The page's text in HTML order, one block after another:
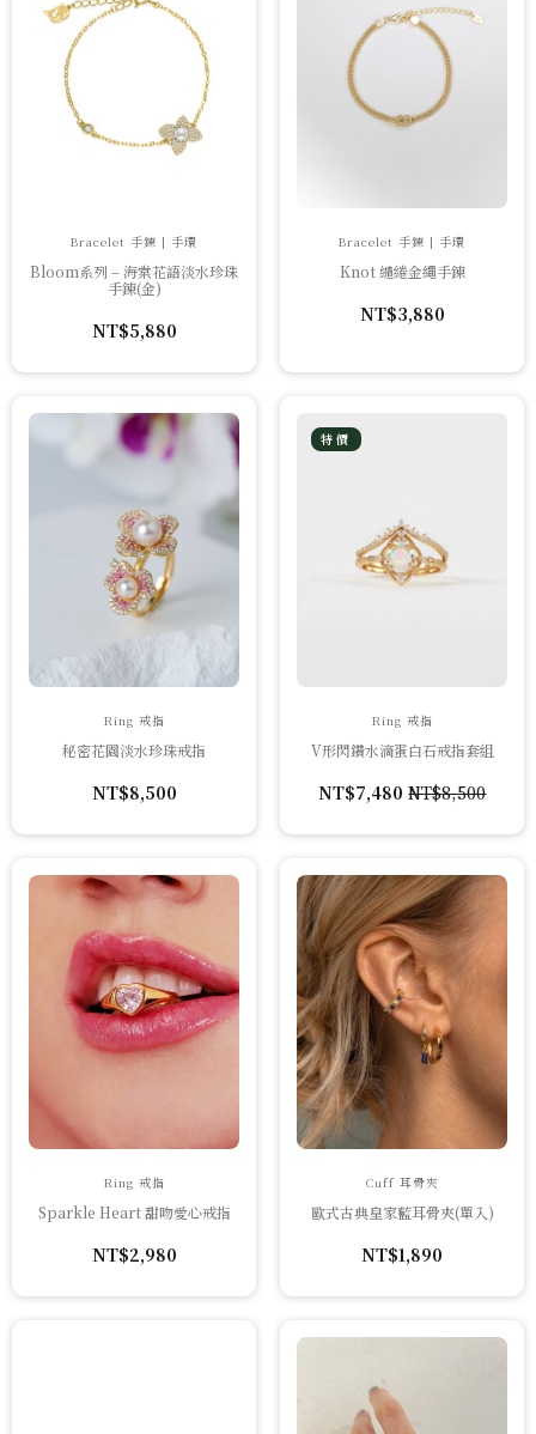
Bracelet 手鍊 | 手環
Bloom系列 – 海棠花語淡水珍珠
手鍊(金)
NT$5,880
Bracelet 手鍊 | 手環
Knot 繾綣金繩手鍊
NT$3,880
Ring 戒指
秘密花園淡水珍珠戒指
NT$8,500
特價
Ring 戒指
V形閃鑽水滴蛋白石戒指套組
NT$8,500
原
價
NT$8,500。
NT$7,480目
價
NT$7,480。
Ring 戒指
Sparkle Heart 甜吻愛心戒指
NT$2,980
Cuff 耳骨夾
歐式古典皇家藍耳骨夾(單入)
NT$1,890